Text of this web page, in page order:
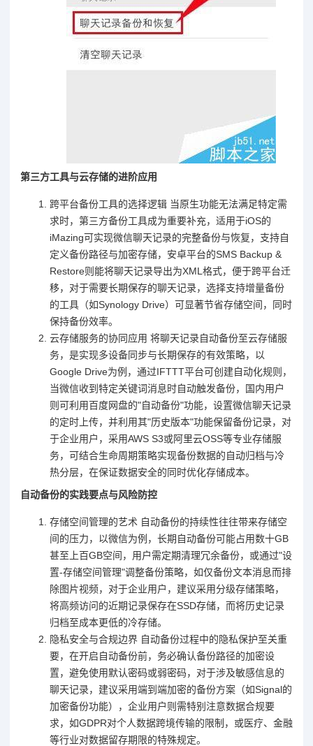
第三方工具与云存储的进阶应用
跨平台备份工具的选择逻辑 当原生功能无法满足特定需
求时，第三方备份工具成为重要补充，适用于iOS的
iMazing可实现微信聊天记录的完整备份与恢复，支持自
定义备份路径与加密存储，安卓平台的SMS Backup &
Restore则能将聊天记录导出为XML格式，便于跨平台迁
移，对于需要长期保存的聊天记录，选择支持增量备份
的工具（如Synology Drive）可显著节省存储空间，同时
保持备份效率。
云存储服务的协同应用 将聊天记录自动备份至云存储服
务，是实现多设备同步与长期保存的有效策略，以
Google Drive为例，通过IFTTT平台可创建自动化规则，
当微信收到特定关键词消息时自动触发备份，国内用户
则可利用百度网盘的"自动备份"功能，设置微信聊天记录
的定时上传，并利用其"历史版本"功能保留备份记录，对
于企业用户，采用AWS S3或阿里云OSS等专业存储服
务，可结合生命周期策略实现备份数据的自动归档与冷
热分层，在保证数据安全的同时优化存储成本。
自动备份的实践要点与风险防控
存储空间管理的艺术 自动备份的持续性往往带来存储空
间的压力，以微信为例，长期自动备份可能占用数十GB
甚至上百GB空间，用户需定期清理冗余备份，或通过"设
置-存储空间管理"调整备份策略，如仅备份文本消息而排
除图片视频，对于企业用户，建议采用分级存储策略，
将高频访问的近期记录保存在SSD存储，而将历史记录
归档至成本更低的冷存储。
隐私安全与合规边界 自动备份过程中的隐私保护至关重
要，在开启自动备份前，务必确认备份路径的加密设
置，避免使用默认密码或弱密码，对于涉及敏感信息的
聊天记录，建议采用端到端加密的备份方案（如Signal的
加密备份功能），企业用户则需特别注意数据合规要
求，如GDPR对个人数据跨境传输的限制，或医疗、金融
等行业对数据留存期限的特殊规定。